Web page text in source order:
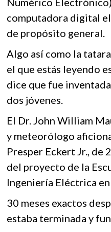
o
o
k
A
p
p
computadora digital
de propósito general.
Algo así como la
el que estás leyendo
dice que fue
dos jóvenes.
El Dr. John William
y meteorólogo
Presper Eckert Jr., de
del proyecto de la
Ingeniería Eléctrica
30 meses exactos
estaba terminada y